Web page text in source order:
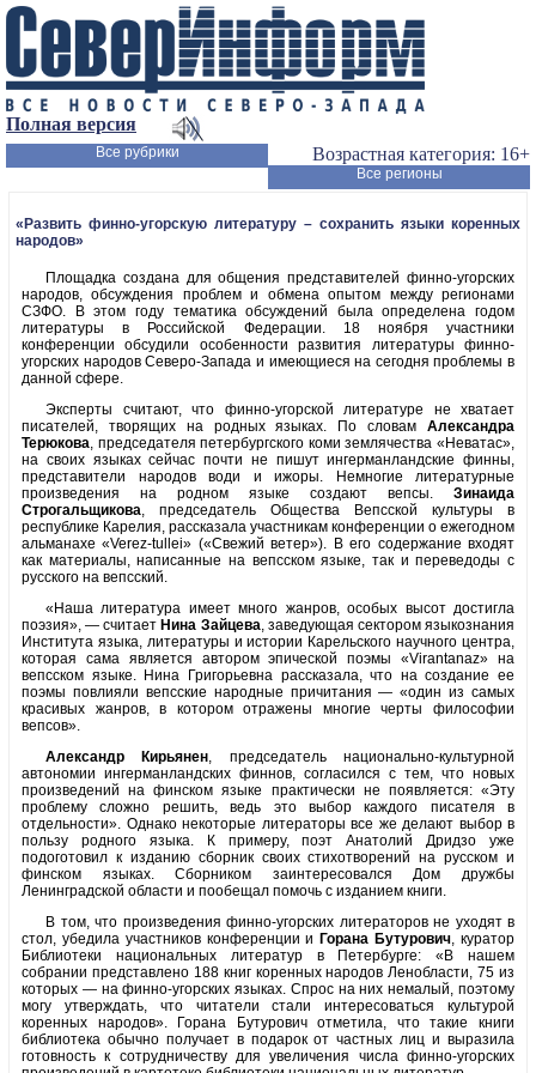
Полная версия
Возрастная категория: 16+
Все рубрики
Все регионы
«Развить финно-угорскую литературу – сохранить языки коренных
народов»
Площадка создана для общения представителей финно-угорских
народов, обсуждения проблем и обмена опытом между регионами
СЗФО. В этом году тематика обсуждений была определена годом
литературы в Российской Федерации. 18 ноября участники
конференции обсудили особенности развития литературы финно-
угорских народов Северо-Запада и имеющиеся на сегодня проблемы в
данной сфере.
Эксперты считают, что финно-угорской литературе не хватает
писателей, творящих на родных языках. По словам Александра
Терюкова, председателя петербургского коми землячества «Неватас»,
на своих языках сейчас почти не пишут ингерманландские финны,
представители народов води и ижоры. Немногие литературные
произведения на родном языке создают вепсы. Зинаида
Строгальщикова, председатель Общества Вепсской культуры в
республике Карелия, рассказала участникам конференции о ежегодном
альманахе «Verez-tullei» («Свежий ветер»). В его содержание входят
как материалы, написанные на вепсском языке, так и переведоды с
русского на вепсский.
«Наша литература имеет много жанров, особых высот достигла
поэзия», — считает Нина Зайцева, заведующая сектором языкознания
Института языка, литературы и истории Карельского научного центра,
которая сама является автором эпической поэмы «Virantanaz» на
вепсском языке. Нина Григорьевна рассказала, что на создание ее
поэмы повлияли вепсские народные причитания — «один из самых
красивых жанров, в котором отражены многие черты философии
вепсов».
Александр Кирьянен, председатель национально-культурной
автономии ингерманландских финнов, согласился с тем, что новых
произведений на финском языке практически не появляется: «Эту
проблему сложно решить, ведь это выбор каждого писателя в
отдельности». Однако некоторые литераторы все же делают выбор в
пользу родного языка. К примеру, поэт Анатолий Дридзо уже
подоготовил к изданию сборник своих стихотворений на русском и
финском языках. Сборником заинтересовался Дом дружбы
Ленинградской области и пообещал помочь с изданием книги.
В том, что произведения финно-угорских литераторов не уходят в
стол, убедила участников конференции и Горана Бутурович, куратор
Библиотеки национальных литератур в Петербурге: «В нашем
собрании представлено 188 книг коренных народов Ленобласти, 75 из
которых — на финно-угорских языках. Спрос на них немалый, поэтому
могу утверждать, что читатели стали интересоваться культурой
коренных народов». Горана Бутурович отметила, что такие книги
библиотека обычно получает в подарок от частных лиц и выразила
готовность к сотрудничеству для увеличения числа финно-угорских